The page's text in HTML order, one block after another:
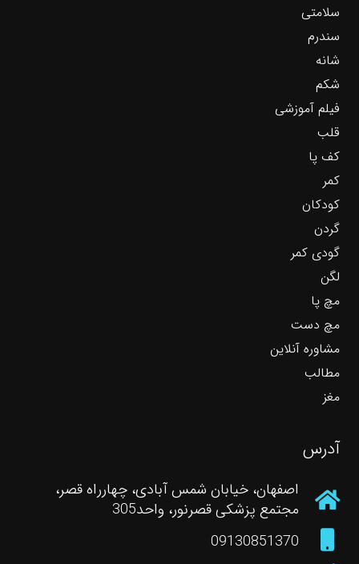
سلامتی
سندرم
شانه
شکم
فیلم آموزشی
قلب
کف پا
کمر
کودکان
گردن
گودی کمر
لگن
مچ پا
مچ دست
مشاوره آنلاین
مطالب
مغز
آدرس
اصفهان، خیابان شمس آبادی، چهارراه قصر،
مجتمع پزشکی قصرنور، واحد305
09130851370